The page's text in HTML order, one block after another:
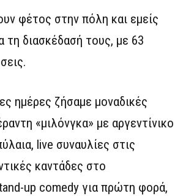
φέτος στην πόλη και εμείς
τη διασκέδασή τους, με 63
ημέρες ζήσαμε μοναδικές
«μιλόνγκα» με αργεντίνικο
live συναυλίες στις
καντάδες στο
up comedy για πρώτη φορά,